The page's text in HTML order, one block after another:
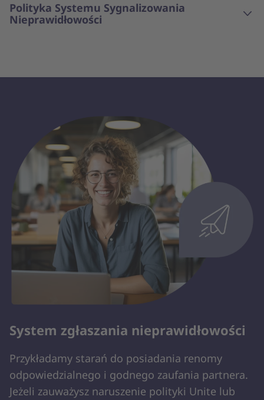
Polityka Systemu Sygnalizowania
Nieprawidłowości
System zgłaszania nieprawidłowości
Przykładamy starań do posiadania renomy
odpowiedzialnego i godnego zaufania partnera.
Jeżeli zauważysz naruszenie polityki Unite lub